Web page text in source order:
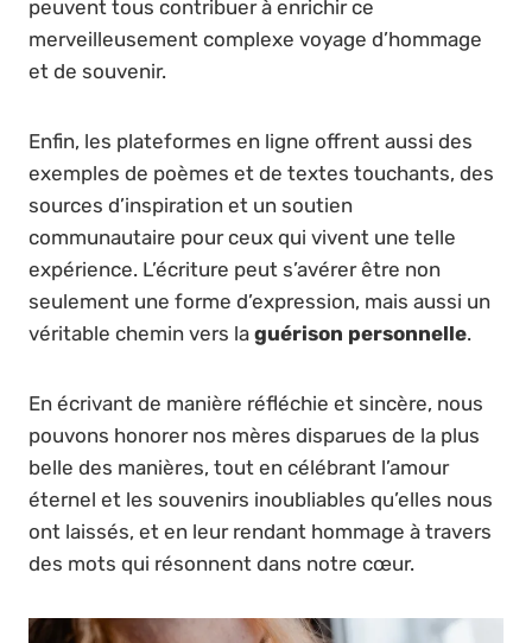
peuvent tous contribuer à enrichir ce
merveilleusement complexe voyage d’hommage
et de souvenir.
Enfin, les plateformes en ligne offrent aussi des
exemples de poèmes et de textes touchants, des
sources d’inspiration et un soutien
communautaire pour ceux qui vivent une telle
expérience. L’écriture peut s’avérer être non
seulement une forme d’expression, mais aussi un
véritable chemin vers la guérison personnelle.
En écrivant de manière réfléchie et sincère, nous
pouvons honorer nos mères disparues de la plus
belle des manières, tout en célébrant l’amour
éternel et les souvenirs inoubliables qu’elles nous
ont laissés, et en leur rendant hommage à travers
des mots qui résonnent dans notre cœur.